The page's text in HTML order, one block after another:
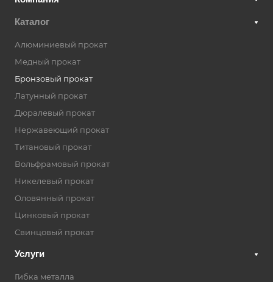
Каталог
Алюминиевый прокат
Медный прокат
Бронзовый прокат
Латунный прокат
Дюралевый прокат
Нержавеющий прокат
Титановый прокат
Вольфрамовый прокат
Никелевый прокат
Оловянный прокат
Цинковый прокат
Свинцовый прокат
Услуги
Гибка металла